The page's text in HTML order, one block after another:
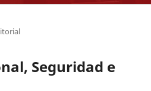
Seguridad e